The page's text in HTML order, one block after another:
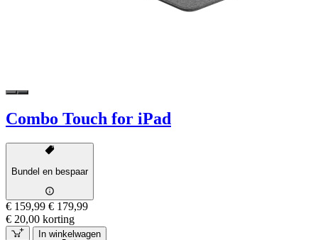
Combo Touch for iPad
Bundel en bespaar
€ 159,99 € 179,99
€ 20,00 korting
In winkelwagen